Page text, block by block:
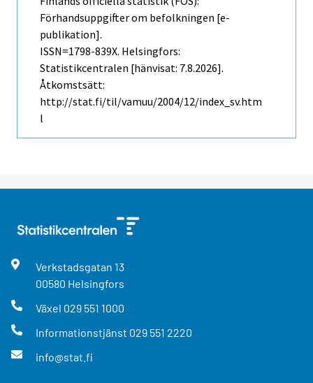
Förhandsuppgifter om befolkningen [e-
publikation].
ISSN=1798-839X. Helsingfors:
Statistikcentralen [hänvisat: 7.8.2026].
Åtkomstsätt:
http://stat.fi/til/vamuu/2004/12/index_sv.htm
l
Verkstadsgatan 13
00580 Helsingfors
Växel 029 551 1000
Informationstjänst 029 551 2220
info@stat.fi